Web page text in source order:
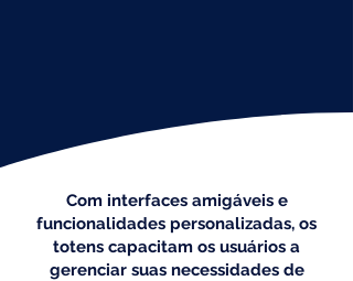
Com interfaces amigáveis e
funcionalidades personalizadas, os
totens capacitam os usuários a
gerenciar suas necessidades de